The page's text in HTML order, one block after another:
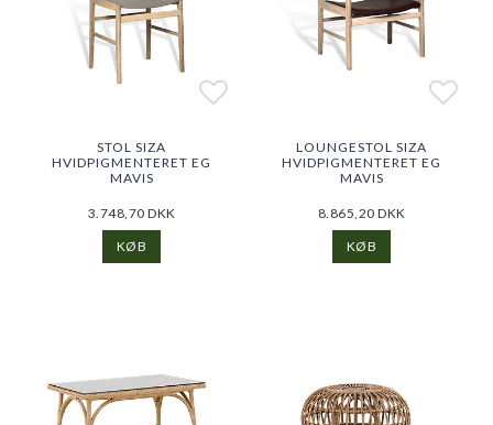
Add to list of favorites
Add to list of favorites
STOL SIZA
HVIDPIGMENTERET EG
MAVIS
3.748,70 DKK
KØB
LOUNGESTOL SIZA
HVIDPIGMENTERET EG
MAVIS
8.865,20 DKK
KØB